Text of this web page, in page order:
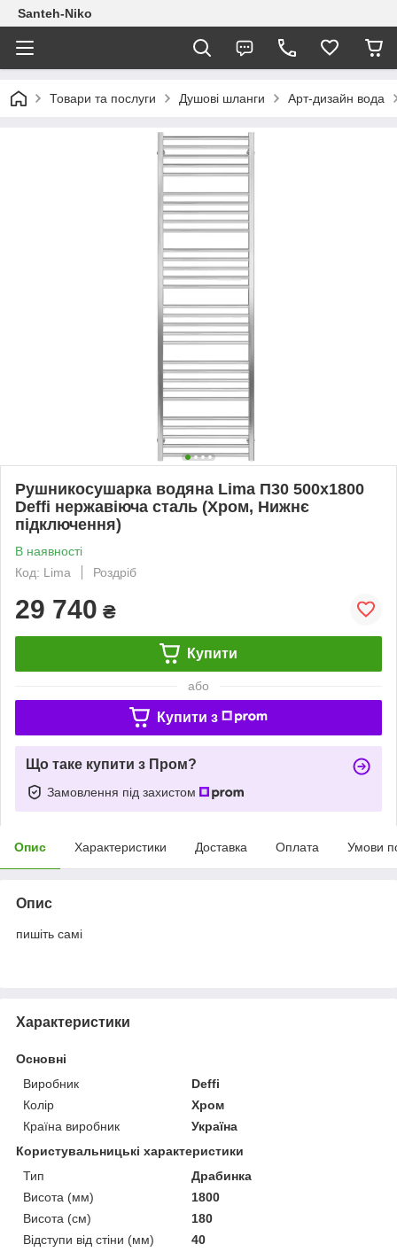
Santeh-Niko
Товари та послуги Душові шланги Арт-дизайн вода
Рушникосушарка водяна Lima П30 500х1800
Deffi нержавіюча сталь (Хром, Нижнє
підключення)
В наявності
Код: Lima
Роздріб
29 740 ₴
Купити
або
Купити з
Що таке купити з Пром?
Замовлення під захистом
Опис Характеристики Доставка Оплата Умови
Опис
пишіть самі
Характеристики
Основні
Виробник
Deffi
Колір
Хром
Країна виробник
Україна
Користувальницькі характеристики
Тип
Драбинка
Висота (мм)
1800
Висота (см)
180
Відступи від стіни (мм)
40